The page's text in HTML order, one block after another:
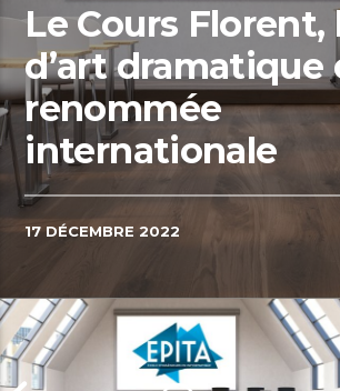
Le Cours Florent,
d’art dramatique
renommée
internationale
17 DÉCEMBRE 2022